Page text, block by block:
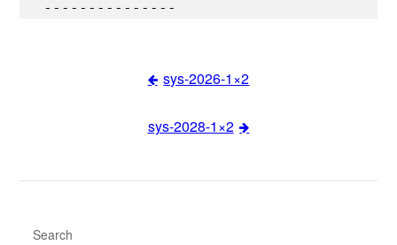
sys-2026-1×2
sys-2028-1×2
Search